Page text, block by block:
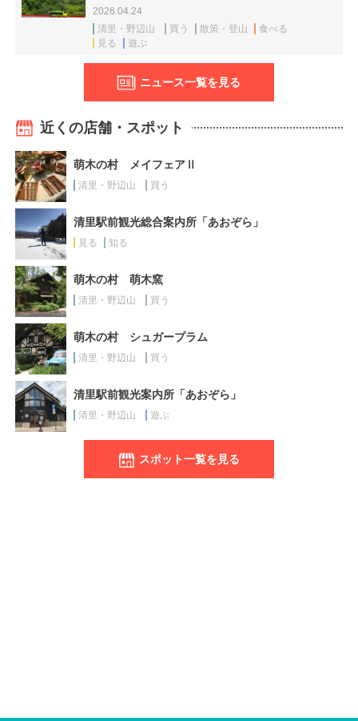
2026.04.24
清里・野辺山
買う 散策・登山
食べる
見る
遊ぶ
ニュース一覧を見る
近くの店舗・スポット
萌木の村 メイフェアⅡ
清里・野辺山 買う
清里駅前観光総合案内所「あおぞら」
見る 知る
萌木の村 萌木窯
清里・野辺山 買う
萌木の村 シュガープラム
清里・野辺山 買う
清里駅前観光案内所「あおぞら」
清里・野辺山 遊ぶ
スポット一覧を見る